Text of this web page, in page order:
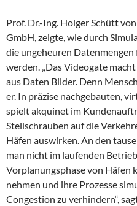
Prof. Dr.-Ing. Holger Schütt
GmbH, zeigte, wie durch
die ungeheuren
werden. „Das Videogate
aus Daten Bilder. Denn
er. In präzise nachgebauten,
spielt akquinet im
Stellschrauben auf die
Häfen auswirken. An den
man nicht im laufenden
Vorplanungsphase von Häfen
nehmen und ihre Prozesse
Congestion zu verhindern“,